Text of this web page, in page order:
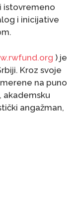
istovremeno
i inicijative
) je
Kroz svoje
na puno
akademsku
angažman,